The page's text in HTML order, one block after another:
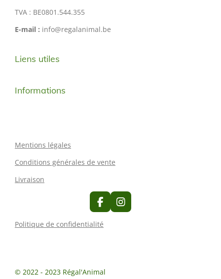
TVA : BE0801.544.355
E-mail : info@regalanimal.be
Liens utiles
Informations
Mentions légales
Conditions générales de vente
Livraison
F
a
c
k
I
n
Politique de confidentialité
© 2022 - 2023 Régal'Animal